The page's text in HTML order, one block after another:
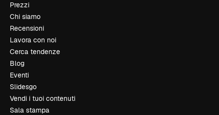
Prezzi
Chi siamo
Recensioni
Lavora con noi
Cerca tendenze
Blog
Eventi
Slidesgo
Vendi i tuoi contenuti
Sala stampa